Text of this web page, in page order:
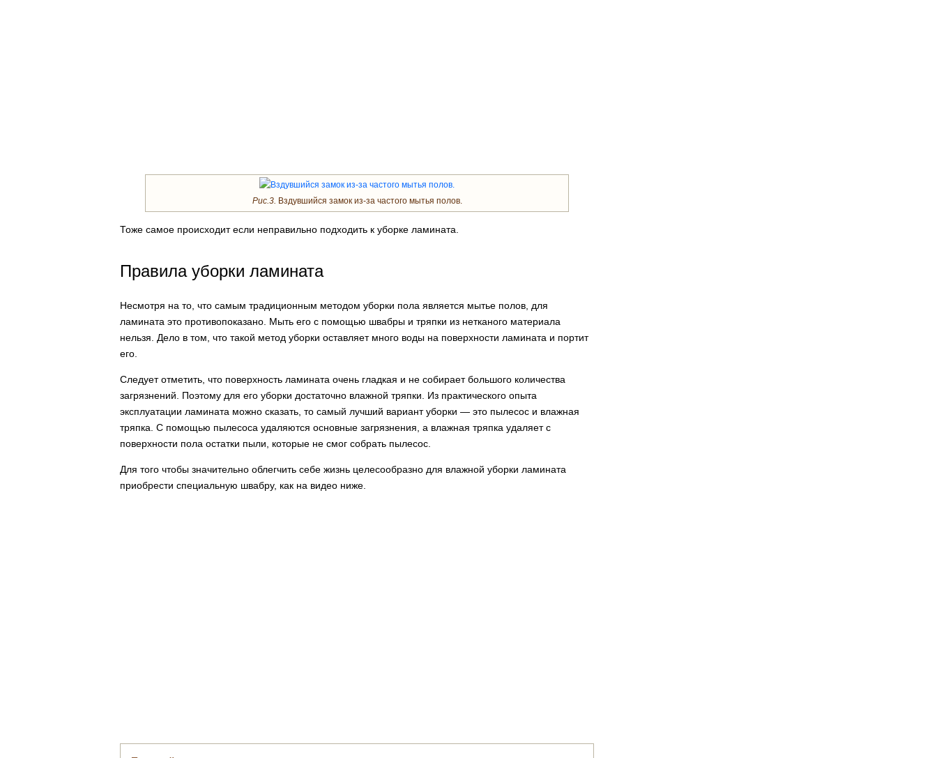
Рис.3. Вздувшийся замок из-за частого мытья полов.
Тоже самое происходит если неправильно подходить к уборке ламината.
Правила уборки ламината
Несмотря на то, что самым традиционным методом уборки пола является мытье полов, для
ламината это противопоказано. Мыть его с помощью швабры и тряпки из нетканого материала
нельзя. Дело в том, что такой метод уборки оставляет много воды на поверхности ламината и портит
его.
Следует отметить, что поверхность ламината очень гладкая и не собирает большого количества
загрязнений. Поэтому для его уборки достаточно влажной тряпки. Из практического опыта
эксплуатации ламината можно сказать, то самый лучший вариант уборки — это пылесос и влажная
тряпка. С помощью пылесоса удаляются основные загрязнения, а влажная тряпка удаляет с
поверхности пола остатки пыли, которые не смог собрать пылесос.
Для того чтобы значительно облегчить себе жизнь целесообразно для влажной уборки ламината
приобрести специальную швабру, как на видео ниже.